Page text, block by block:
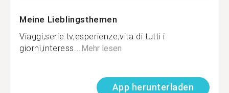
Meine Lieblingsthemen
Viaggi,serie tv,esperienze,vita di tutti i
giorni,interess...Mehr lesen
App herunterladen